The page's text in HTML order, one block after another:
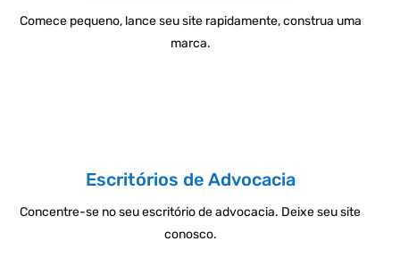
Comece pequeno, lance seu site rapidamente, construa uma
marca.
Escritórios de Advocacia
Concentre-se no seu escritório de advocacia. Deixe seu site
conosco.